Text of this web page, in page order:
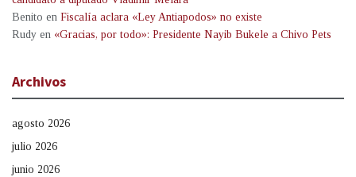
Benito en Fiscalía aclara «Ley Antiapodos» no existe
Rudy en «Gracias, por todo»: Presidente Nayib Bukele a Chivo Pets
Archivos
agosto 2026
julio 2026
junio 2026